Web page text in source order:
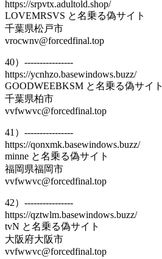
https://srpvtx.adultold.shop/
LOVEMRSVS と名乗る偽サイト
千葉県松戸市
vrocwnv@forcedfinal.top
40）----------------
https://ycnhzo.basewindows.buzz/
GOODWEEBKSM と名乗る偽サイト
千葉県柏市
vvfwwvc@forcedfinal.top
41）----------------
https://qonxmk.basewindows.buzz/
minne と名乗る偽サイト
福岡県福岡市
vvfwwvc@forcedfinal.top
42）----------------
https://qztwlm.basewindows.buzz/
tvN と名乗る偽サイト
大阪府大阪市
vvfwwvc@forcedfinal.top